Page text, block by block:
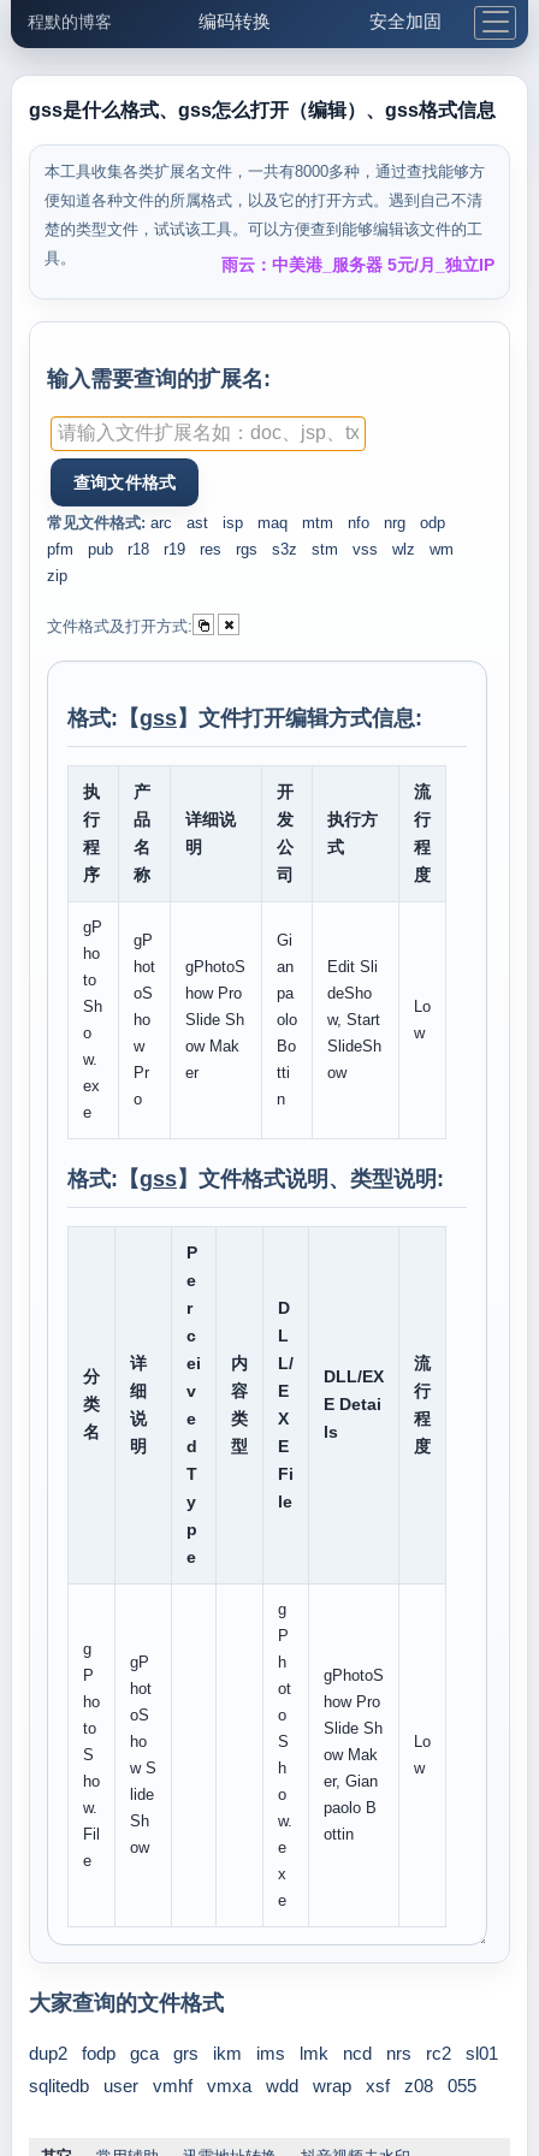
程默的博客 编码转换 安全加固
邮件工具 生活便民 更多工具
5.1支付宝大红包
gss是什么格式、gss怎么打开（编辑）、gss格式信息
本工具收集各类扩展名文件，一共有8000多种，通过查找能够方
便知道各种文件的所属格式，以及它的打开方式。遇到自己不清
楚的类型文件，试试该工具。可以方便查到能够编辑该文件的工
具。
雨云：中美港_服务器 5元/月_独立IP
输入需要查询的扩展名:
常见文件格式: arc ast isp maq mtm nfo nrg
odp
pfm
pub r18 r19 res rgs s3z stm vss wlz
wm
zip
文件格式及打开方式:
格式:【gss】文件打开编辑方式信息:
执
行
程
序
产
品
名
称
详细说
明
开
发
公
司
执行方
式
流
行
程
度
gP
ho
to
Sh
o
w.
ex
e
gP
hot
oS
ho
w
Pr
o
gPhotoS
how Pro
Slide Sh
ow Mak
er
Gi
an
pa
olo
Bo
tti
n
Edit Sli
deSho
w, Start
SlideSh
ow
Lo
w
格式:【gss】文件格式说明、类型说明:
分
类
名
详
细
说
明
P
e
r
c
ei
v
e
d
T
y
p
e
内
容
类
型
D
L
L/
E
X
E
Fi
le
DLL/EX
E Detai
ls
流
行
程
度
g
P
ho
to
S
ho
w.
Fil
e
gP
hot
oS
ho
w S
lide
Sh
ow
g
P
h
ot
o
S
h
o
w.
e
x
e
gPhotoS
how Pro
Slide Sh
ow Mak
er, Gian
paolo B
ottin
Lo
w
大家查询的文件格式
dup2 fodp gca grs ikm ims lmk ncd nrs rc2
sl01
sqlitedb
user vmhf vmxa wdd wrap xsf z08 055